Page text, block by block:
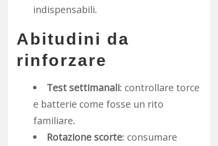
indispensabili.
Abitudini da
rinforzare
Test settimanali: controllare torce
e batterie come fosse un rito
familiare.
Rotazione scorte: consumare